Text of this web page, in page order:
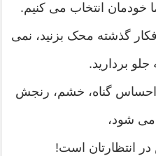
خودمان انتخاب می کنیم.
گذشته محک بزنید، نمی
جلو بردارید.
گناه، خشم، رنجش
شود،
انتظارتان است!